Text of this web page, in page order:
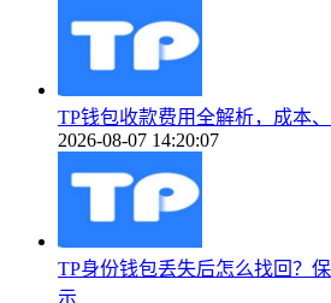
TP钱包收款费用全解析，成本
2026-08-07 14:20:07
TP身份钱包丢失后怎么找回？
示